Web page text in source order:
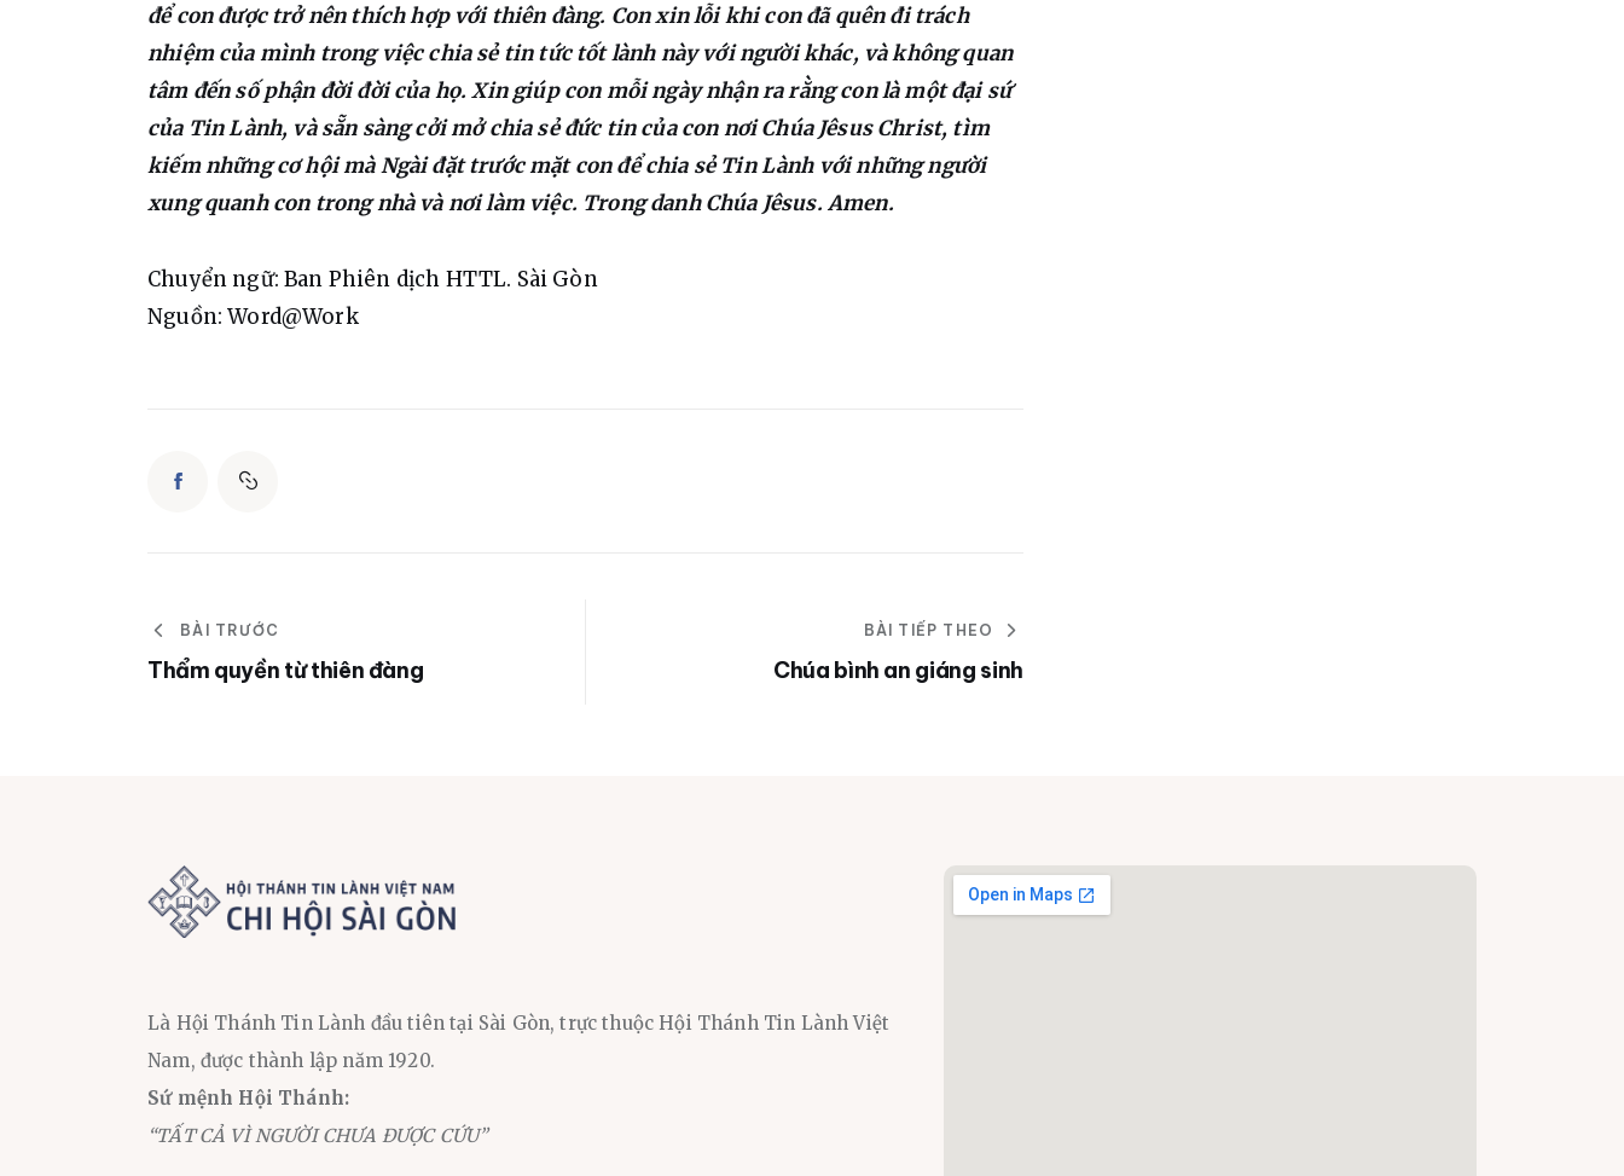
để con được trở nên thích hợp với thiên đàng. Con xin lỗi khi con đã quên đi trách
nhiệm của mình trong việc chia sẻ tin tức tốt lành này với người khác, và không quan
tâm đến số phận đời đời của họ. Xin giúp con mỗi ngày nhận ra rằng con là một đại sứ
của Tin Lành, và sẵn sàng cởi mở chia sẻ đức tin của con nơi Chúa Jêsus Christ, tìm
kiếm những cơ hội mà Ngài đặt trước mặt con để chia sẻ Tin Lành với những người
xung quanh con trong nhà và nơi làm việc. Trong danh Chúa Jêsus. Amen.
Chuyển ngữ: Ban Phiên dịch HTTL. Sài Gòn
Nguồn: Word@Work
BÀI TRƯỚC
Thẩm quyền từ thiên đàng
BÀI TIẾP THEO
Chúa bình an giáng sinh
Là Hội Thánh Tin Lành đầu tiên tại Sài Gòn, trực thuộc Hội Thánh Tin Lành Việt
Nam, được thành lập năm 1920.
Sứ mệnh Hội Thánh:
“TẤT CẢ VÌ NGƯỜI CHƯA ĐƯỢC CỨU”